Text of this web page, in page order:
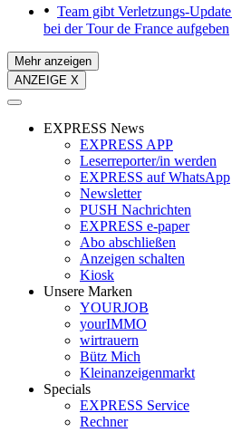
Team gibt Verletzungs-Update
bei der Tour de France aufgeben
Mehr anzeigen
ANZEIGE X
EXPRESS News
EXPRESS APP
Leserreporter/in werden
EXPRESS auf WhatsApp
Newsletter
PUSH Nachrichten
EXPRESS e-paper
Abo abschließen
Anzeigen schalten
Kiosk
Unsere Marken
YOURJOB
yourIMMO
wirtrauern
Bütz Mich
Kleinanzeigenmarkt
Specials
EXPRESS Service
Rechner